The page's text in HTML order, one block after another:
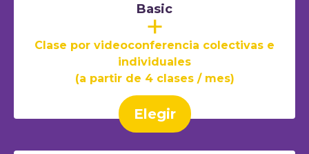
Basic
+
Clase por videoconferencia colectivas e
individuales
(a partir de 4 clases / mes)
Elegir